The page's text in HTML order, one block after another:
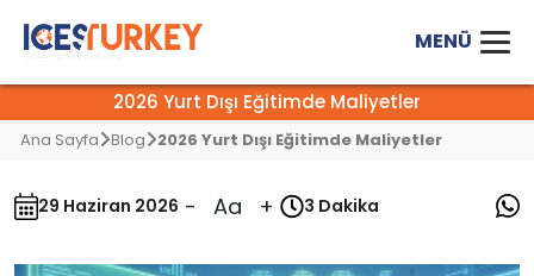
2026 Yurt Dışı Eğitimde Maliyetler
Ana Sayfa Blog 2026 Yurt Dışı Eğitimde Maliyetler
29 Haziran 2026 - Aa + 3 Dakika